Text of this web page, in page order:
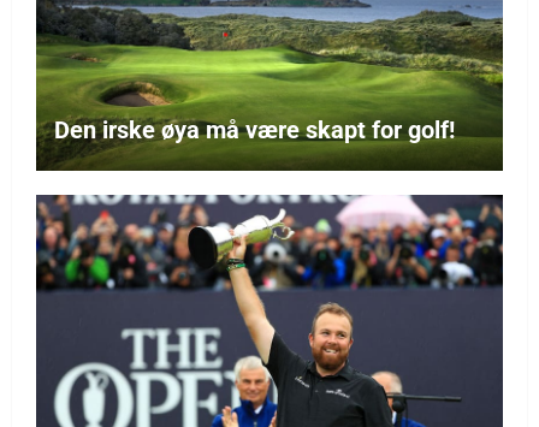
Den irske øya må være skapt for golf!